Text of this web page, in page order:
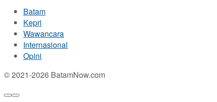
Batam
Kepri
Wawancara
Internasional
Opini
© 2021-2026 BatamNow.com